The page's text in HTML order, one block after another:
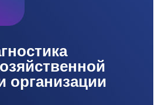
организации